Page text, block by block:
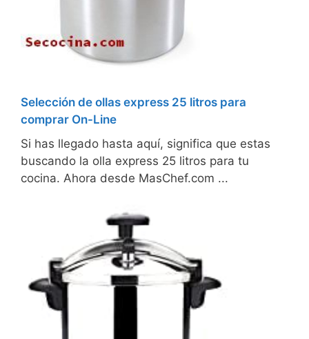
Selección de ollas express 25 litros para
comprar On-Line
Si has llegado hasta aquí, significa que estas
buscando la olla express 25 litros para tu
cocina. Ahora desde MasChef.com ...